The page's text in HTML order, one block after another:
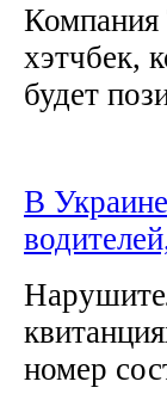
Компания
хэтчбек,
будет
В
номер